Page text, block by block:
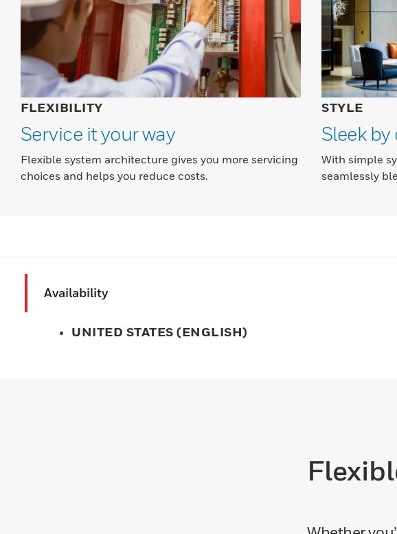
FLEXIBILITY
Service it your way
Flexible system architecture gives you more servicing
choices and helps you reduce costs.
STYLE
Sleek
With simple
seamlessly
Availability
UNITED STATES (ENGLISH)